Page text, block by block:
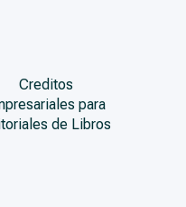
Creditos
para
de Libros